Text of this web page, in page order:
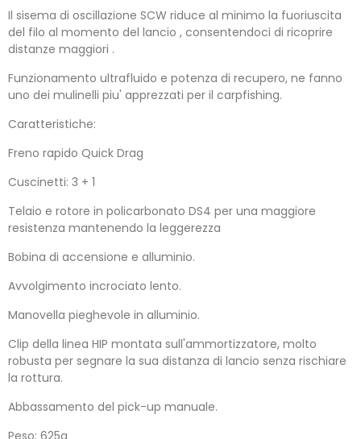
Il sisema di oscillazione SCW riduce al minimo la fuoriuscita
del filo al momento del lancio , consentendoci di ricoprire
distanze maggiori .
Funzionamento ultrafluido e potenza di recupero, ne fanno
uno dei mulinelli piu' apprezzati per il carpfishing.
Caratteristiche:
Freno rapido Quick Drag
Cuscinetti: 3 + 1
Telaio e rotore in policarbonato DS4 per una maggiore
resistenza mantenendo la leggerezza
Bobina di accensione e alluminio.
Avvolgimento incrociato lento.
Manovella pieghevole in alluminio.
Clip della linea HIP montata sull'ammortizzatore, molto
robusta per segnare la sua distanza di lancio senza rischiare
la rottura.
Abbassamento del pick-up manuale.
Peso: 625g